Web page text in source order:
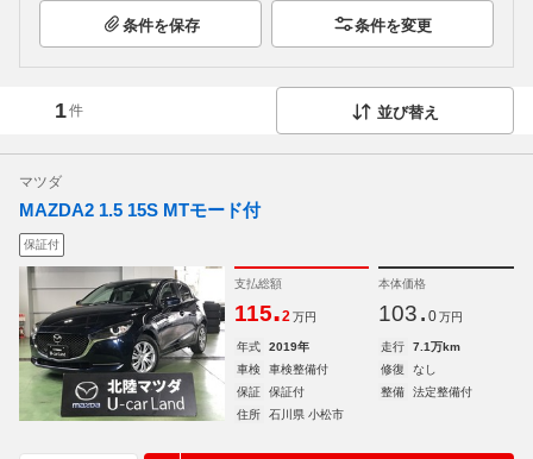
条件を保存 条件を変更
1件 並び替え
マツダ
MAZDA2 1.5 15S MTモード付
保証付
支払総額
115.2 万円
本体価格
103. 0 万円
年式 2019年 走行
7.1万km
車検
車検整備付 修復
なし
保証
保証付 整備
法定整備付
住所
石川県 小松市